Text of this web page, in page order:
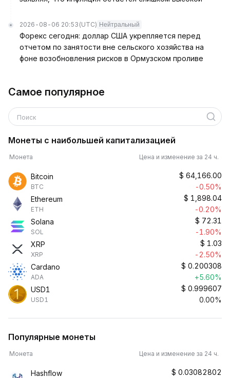
2026-08-06 20:53 (UTC) Нейтральный
Форекс сегодня: доллар США укрепляется перед
отчетом по занятости вне сельского хозяйства на
фоне возобновления рисков в Ормузском проливе
Самое популярное
Поиск
Монеты с наибольшей капитализацией
Монета Цена и изменение за 24 ч.
Bitcoin
BTC
$ 64,166.00
-0.50%
Ethereum
ETH
$ 1,898.04
-0.20%
Solana
SOL
$ 72.31
-1.90%
XRP
XRP
$ 1.03
-2.50%
Cardano
ADA
$ 0.200308
+5.60%
USD1
USD1
$ 0.999607
0.00%
Популярные монеты
Монета Цена и изменение за 24 ч.
Hashflow $ 0.03082802